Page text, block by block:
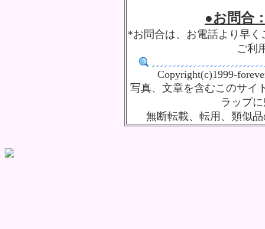
●お問合
*お問合は、お電話より早く
ご利
Copyright(c)1999-
写真、文章を含むこのサイ
ラップ
無断転載、転用、類似